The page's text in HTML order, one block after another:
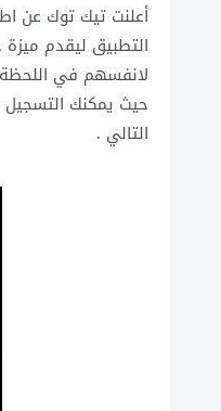
التطبيق ليقدم
لانفسهم في اللحظة
حيث يمكنك
التالي .